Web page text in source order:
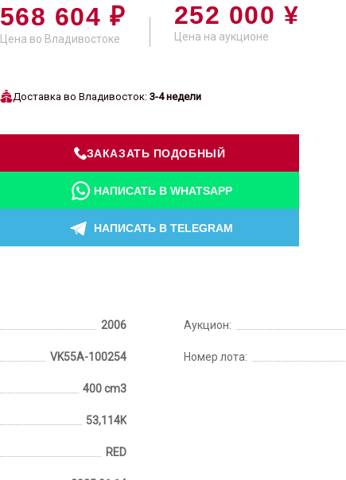
568 604 ₽
Цена во Владивостоке
252 000 ¥
Цена на аукционе
Доставка во Владивосток:3-4 недели
ЗАКАЗАТЬ ПОДОБНЫЙ
НАПИСАТЬ В WHATSAPP
НАПИСАТЬ В TELEGRAM
2006
VK55A-100254
400 cm3
53,114K
RED
Аукцион:
Номер лота: